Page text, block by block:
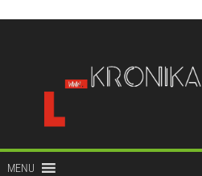
treści
MENU